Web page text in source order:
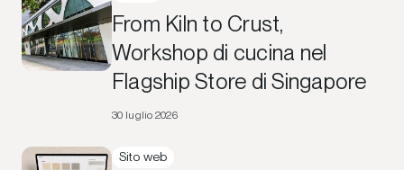
From Kiln to Crust,
Workshop di cucina nel
Flagship Store di Singapore
30 luglio 2026
Sito web